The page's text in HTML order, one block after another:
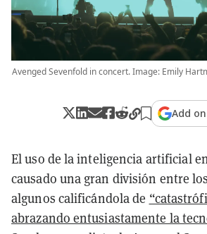
Avenged Sevenfold in concert. Image: Emily
Add
El uso de la inteligencia artificial
causado una gran división entre
algunos calificándola de
abrazando entusiastamente la